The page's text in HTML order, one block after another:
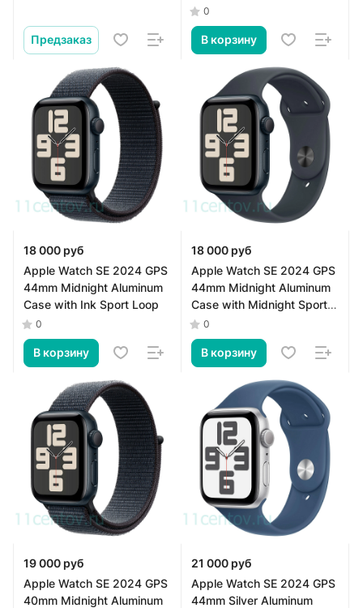
Предзаказ
Sport Loop
0
В корзину
18 000 руб
Apple Watch SE 2024 GPS
44mm Midnight Aluminum
Case with Ink Sport Loop
0
В корзину
18 000 руб
Apple Watch SE 2024 GPS
44mm Midnight Aluminum
Case with Midnight Sport
Band M/L
0
В корзину
19 000 руб
Apple Watch SE 2024 GPS
40mm Midnight Aluminum
21 000 руб
Apple Watch SE 2024 GPS
44mm Silver Aluminum